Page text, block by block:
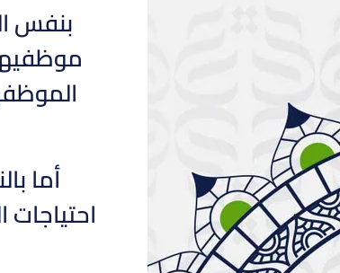
بنفس
أما